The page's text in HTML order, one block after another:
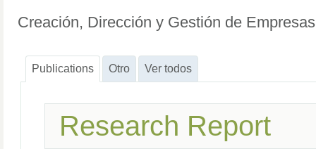
Creación, Dirección y Gestión de
Publications Otro Ver todos
Research Report